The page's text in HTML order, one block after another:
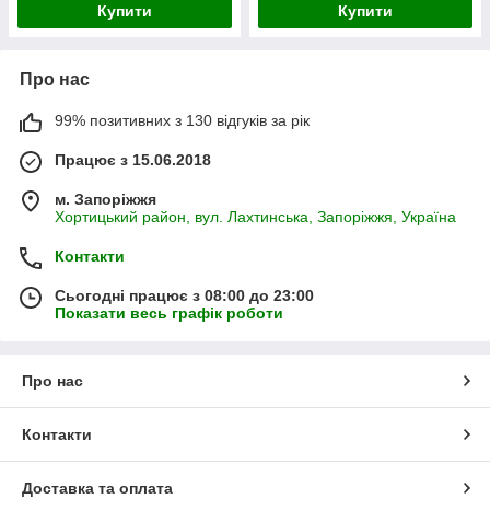
Купити Купити
Про нас
99% позитивних з 130 відгуків за рік
Працює з 15.06.2018
м. Запоріжжя
Хортицький район, вул. Лахтинська, Запоріжжя, Україна
Контакти
Сьогодні працює з 08:00 до 23:00
Показати весь графік роботи
Про нас
Контакти
Доставка та оплата